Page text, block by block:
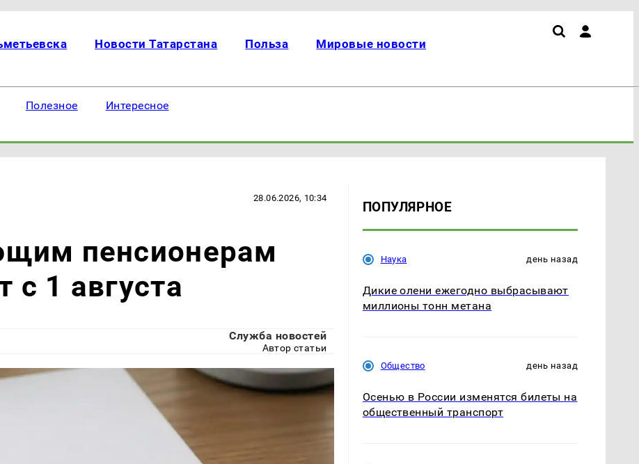
Новости Татарстана Польза Мировые новости
Полезное Интересное
28.06.2026, 10:34
пенсионерам
с 1 августа
Служба новостей
Автор статьи
ПОПУЛЯРНОЕ
Наука день назад
Дикие олени ежегодно выбрасывают
миллионы тонн метана
Общество день назад
Осенью в России изменятся билеты на
общественный транспорт